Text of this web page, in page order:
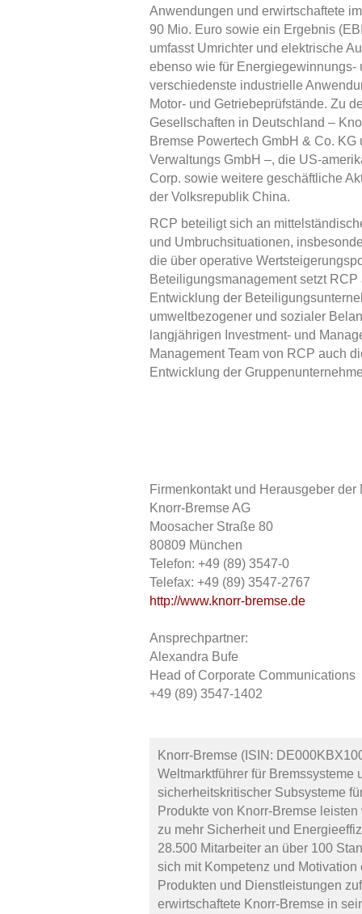
Anwendungen und erwirtschaftete
90 Mio. Euro sowie ein Ergebnis
umfasst Umrichter und elektrische
ebenso wie für Energiegewinnungs-
verschiedenste industrielle
Motor- und Getriebeprüfstände. Zu
Gesellschaften in Deutschland –
Bremse Powertech GmbH & Co.
Verwaltungs GmbH –, die US-
Corp. sowie weitere geschäftliche
der Volksrepublik China.
RCP beteiligt sich an
und Umbruchsituationen,
die über operative
Beteiligungsmanagement setzt
Entwicklung der
umweltbezogener und sozialer
langjährigen Investment- und
Management Team von RCP auch
Entwicklung der
Firmenkontakt und Herausgeber der
Knorr-Bremse AG
Moosacher Straße 80
80809 München
Telefon: +49 (89) 3547-0
Telefax: +49 (89) 3547-2767
http://www.knorr-bremse.de
Ansprechpartner:
Alexandra Bufe
Head of Corporate Communications
+49 (89) 3547-1402
Knorr-Bremse (ISIN:
Weltmarktführer für Bremssysteme
sicherheitskritischer Subsysteme
Produkte von Knorr-Bremse
zu mehr Sicherheit und
28.500 Mitarbeiter an über 100
sich mit Kompetenz und
Produkten und Dienstleistungen
erwirtschaftete Knorr-Bremse in